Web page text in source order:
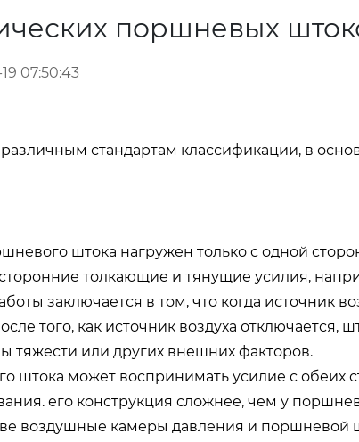
поршневых
07:50:43
стандартам классификации, в
штока нагружен только с одной
толкающие и тянущие усилия,
заключается в том, что когда источник
того, как источник воздуха отключается,
тяжести или других внешних факторов.
штока может воспринимать усилие с обеих
его конструкция сложнее, чем у
воздушные камеры давления и поршневой